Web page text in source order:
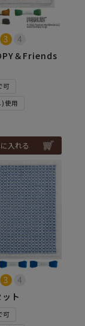
＆Friends
可
)使用
入れる
ト
可